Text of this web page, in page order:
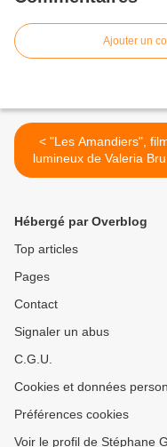
Ajouter un
< "Les Amandiers", film
lumineux de Valeria
Tedeschi
Hébergé par Overblog
Top articles
Pages
Contact
Signaler un abus
C.G.U.
Cookies et données
Préférences cookies
Voir le profil de Stéphane